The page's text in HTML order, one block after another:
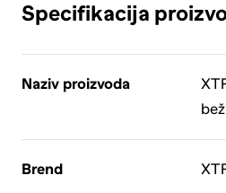
Specifikacija
Naziv proizvoda
Brend